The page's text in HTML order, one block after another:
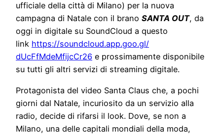
ufficiale della città di Milano) per la nuova
campagna di Natale con il brano SANTA OUT, da
oggi in digitale su SoundCloud a questo
link https://soundcloud.app.goo.gl/
dUcFfMdeMfijcCr26 e prossimamente disponibile
su tutti gli altri servizi di streaming digitale.
Protagonista del video Santa Claus che, a pochi
giorni dal Natale, incuriosito da un servizio alla
radio, decide di rifarsi il look. Dove, se non a
Milano, una delle capitali mondiali della moda,